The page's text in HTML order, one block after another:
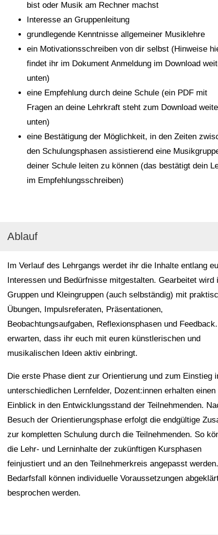
bist oder Musik am Rechner machst
Interesse an Gruppenleitung
grundlegende Kenntnisse allgemeiner Musiklehre
ein Motivationsschreiben von dir selbst (Hinweise
findet ihr im Dokument Anmeldung im Download
unten)
eine Empfehlung durch deine Schule (ein PDF mit
Fragen an deine Lehrkraft steht zum Download
unten)
eine Bestätigung der Möglichkeit, in den Zeiten
den Schulungsphasen assistierend eine
deiner Schule leiten zu können (das bestätigt dein
im Empfehlungsschreiben)
Ablauf
Im Verlauf des Lehrgangs werdet ihr die Inhalte entlang
Interessen und Bedürfnisse mitgestalten. Gearbeitet wird
Gruppen und Kleingruppen (auch selbständig) mit
Übungen, Impulsreferaten, Präsentationen,
Beobachtungsaufgaben, Reflexionsphasen und
erwarten, dass ihr euch mit euren künstlerischen und
musikalischen Ideen aktiv einbringt.
Die erste Phase dient zur Orientierung und zum Einstieg
unterschiedlichen Lernfelder, Dozent:innen erhalten einen
Einblick in den Entwicklungsstand der Teilnehmenden.
Besuch der Orientierungsphase erfolgt die endgültige
zur kompletten Schulung durch die Teilnehmenden. So
die Lehr- und Lerninhalte der zukünftigen Kursphasen
feinjustiert und an den Teilnehmerkreis angepasst
Bedarfsfall können individuelle Voraussetzungen
besprochen werden.